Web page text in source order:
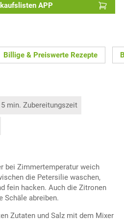
APP
Billige & Preiswerte Rezepte
min. Zubereitungszeit
bei Zimmertemperatur weich
die Petersilie waschen,
fein hacken. Auch die Zitronen
Schäle abreiben.
Zutaten und Salz mit dem Mixer